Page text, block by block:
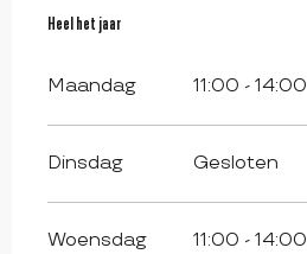
Heel het jaar
Heel het jaar
Maandag 11:00 - 14:00
Dinsdag Gesloten
Woensdag 11:00 - 14:00